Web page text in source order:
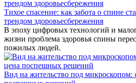
Тихое спасение: как забота о спине
трендом здоровьесбережения
В эпоху цифровых технологий и
жизни проблема здоровья спины
пожилых людей.
Вид на жительство под микроскопом: